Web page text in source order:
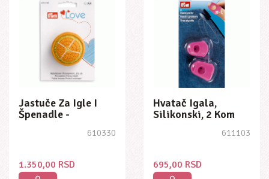
Jastuče Za Igle I
Špenadle -
Narandža
610330
1.350,00 RSD
Hvatač Igala,
Silikonski, 2 Kom
611103
695,00 RSD